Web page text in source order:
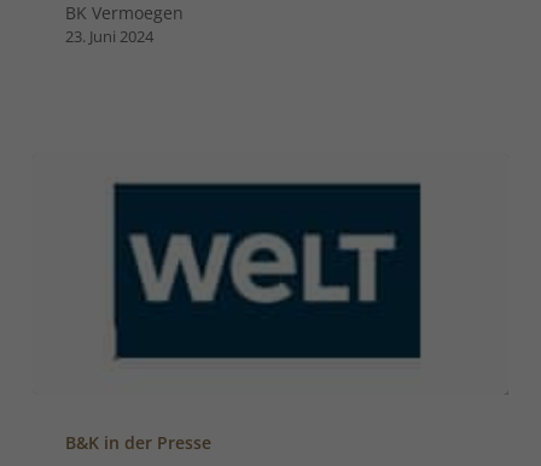
BK Vermoegen
23. Juni 2024
B&K in der Presse